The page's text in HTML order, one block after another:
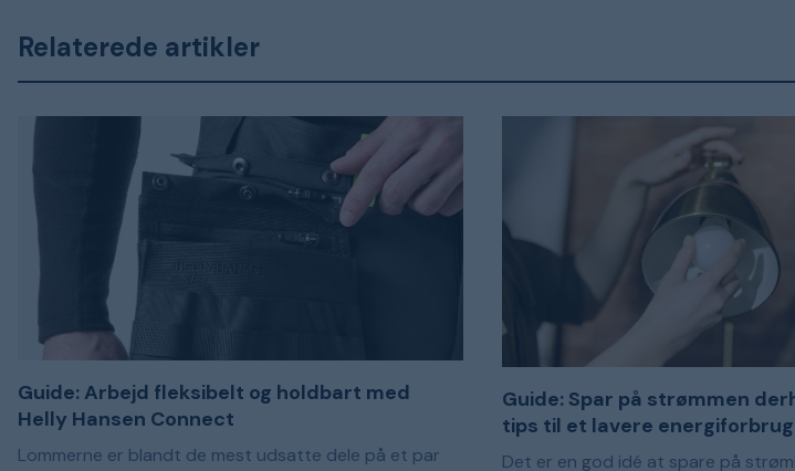
Relaterede artikler
Guide: Arbejd fleksibelt og holdbart med
Helly Hansen Connect
Lommerne er blandt de mest udsatte dele på et par
Guide: Spar på strømmen
tips til et lavere energiforbrug
Det er en god idé at spare på